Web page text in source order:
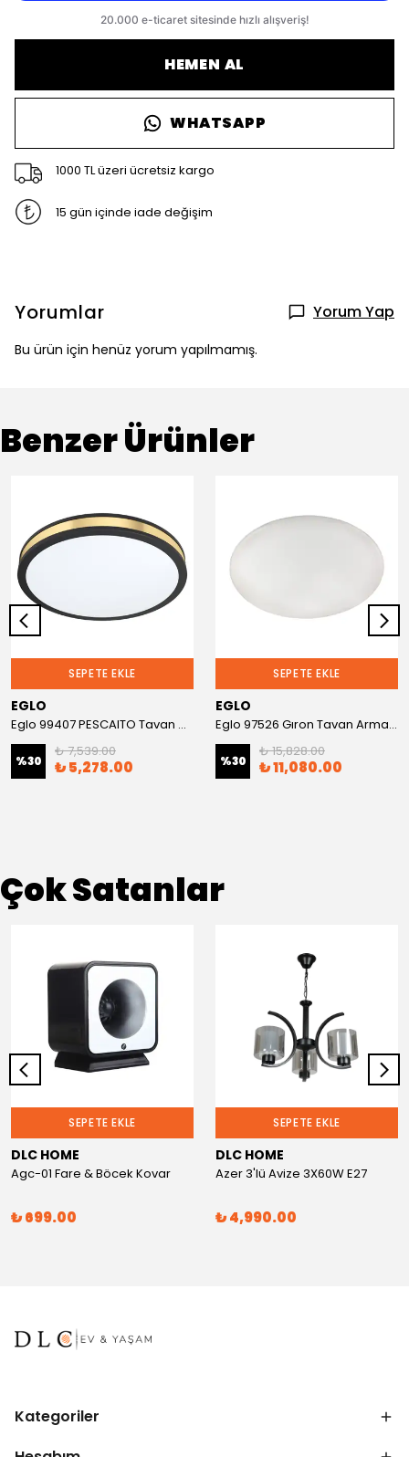
HEMEN AL
WHATSAPP
1000 TL üzeri ücretsiz kargo
15 gün içinde iade değişim
Yorumlar Yorum Yap
Bu ürün için henüz yorum yapılmamış.
Benzer Ürünler
SEPETE EKLE
EGLO
Eglo 99407 PESCAITO Tavan Armatürü
%30
₺ 7,539.00
₺ 5,278.00
SEPETE EKLE
EGLO
Eglo 97526 Gıron Tavan Armatürü
%30
₺ 15,828.00
₺ 11,080.00
Çok Satanlar
SEPETE EKLE
DLC HOME
Agc-01 Fare & Böcek Kovar
₺ 699.00
SEPETE EKLE
DLC HOME
Azer 3'lü Avize 3X60W E27
₺ 4,990.00
Kategoriler